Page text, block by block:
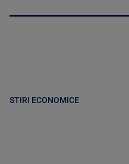
STIRI ECONOMICE